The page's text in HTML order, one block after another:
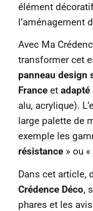
élément
l’aménagement
Avec Ma
transformer cet
panneau design
France et adapté
alu, acrylique).
large palette de
exemple les
résistance » ou «
Dans cet article,
Crédence Déco,
phares et les